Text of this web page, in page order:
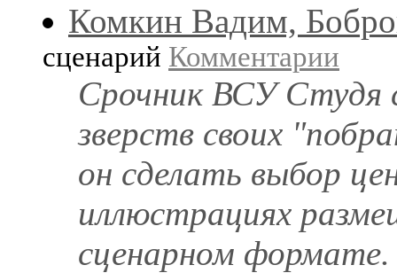
Комкин Вадим,
сценарий Комментарии
Срочник ВСУ Студя
зверств своих
он сделать выбор
иллюстрациях
сценарном формате.